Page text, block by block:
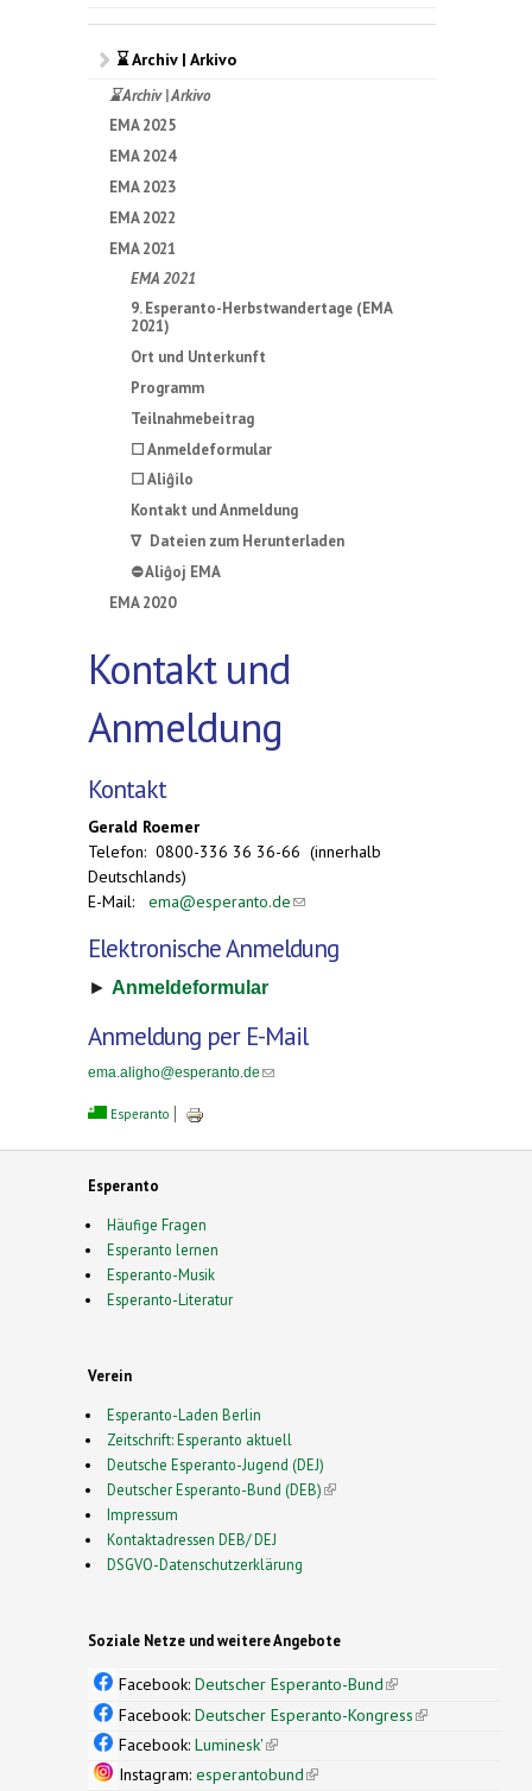
⌛ Archiv | Arkivo
⌛ Archiv | Arkivo
EMA 2025
EMA 2024
EMA 2023
EMA 2022
EMA 2021
EMA 2021
9. Esperanto-Herbstwandertage (EMA
2021)
Ort und Unterkunft
Programm
Teilnahmebeitrag
☐ Anmeldeformular
☐ Aliĝilo
Kontakt und Anmeldung
∇ Dateien zum Herunterladen
⛔ Aliĝoj EMA
EMA 2020
Kontakt und
Anmeldung
Kontakt
Gerald Roemer
Telefon: 0800-336 36 36-66 (innerhalb
Deutschlands)
E-Mail: ema@esperanto.de(link sends e-mail)
Elektronische Anmeldung
► Anmeldeformular
Anmeldung per E-Mail
ema.aligho@esperanto.de (link sends e-mail)
Esperanto
Esperanto
Häufige Fragen
Esperanto lernen
Esperanto-Musik
Esperanto-Literatur
Verein
Esperanto-Laden Berlin
Zeitschrift: Esperanto aktuell
Deutsche Esperanto-Jugend (DEJ)
Deutscher Esperanto-Bund (DEB)(link is external)
Impressum
Kontaktadressen DEB/ DEJ
DSGVO-Datenschutzerklärung
Soziale Netze und weitere Angebote
Facebook: Deutscher Esperanto-Bund(link is
external)
Facebook: Deutscher Esperanto-Kongress(link is
Facebook: Luminesk'(link is external)
Instagram: esperantobund(link is external)